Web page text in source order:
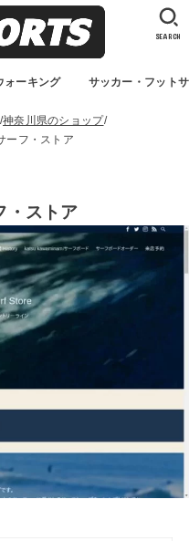
ォーキング サッカー・フット
SEARCH
神奈川県のショップ
ーフ・ストア
・ストア